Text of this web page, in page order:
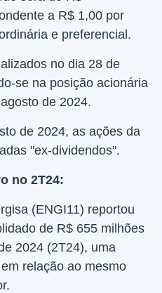
a R$ 1,00 por
e preferencial.
no dia 28 de
se na posição acionária
de 2024.
de 2024, as ações da
"ex-dividendos".
no 2T24:
(ENGI11) reportou
de R$ 655 milhões
2024 (2T24), uma
relação ao mesmo